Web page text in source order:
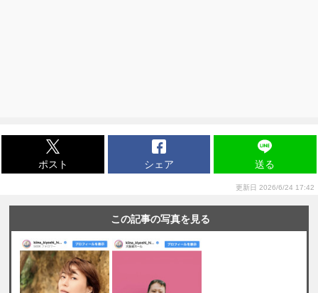
ポスト シェア 送る
更新日 2026/6/24 17:42
この記事の写真を見る